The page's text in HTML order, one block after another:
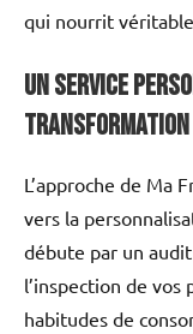
qui nourrit
Un service
L’approche de Ma
vers la
débute par un
l’inspection de vos
habitudes de